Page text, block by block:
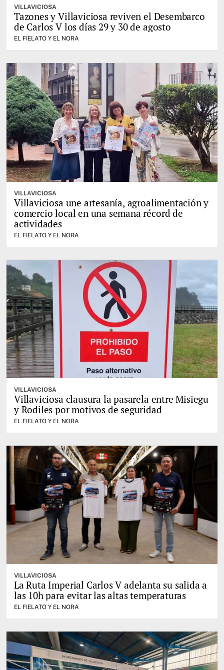
VILLAVICIOSA
Tazones y Villaviciosa reviven el Desembarco
de Carlos V los días 29 y 30 de agosto
EL FIELATO Y EL NORA
VILLAVICIOSA
Villaviciosa une artesanía, agroalimentación y
comercio local en una semana récord de
actividades
EL FIELATO Y EL NORA
VILLAVICIOSA
Villaviciosa clausura la pasarela entre Misiegu
y Rodiles por motivos de seguridad
EL FIELATO Y EL NORA
VILLAVICIOSA
La Ruta Imperial Carlos V adelanta su salida a
las 10h para evitar las altas temperaturas
EL FIELATO Y EL NORA